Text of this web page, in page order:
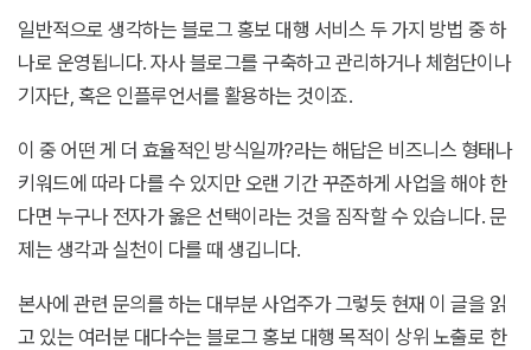
일반적으로 생각하는 블로그 홍보 대행 서비스 두 가지 방법 중 하
나로 운영됩니다. 자사 블로그를 구축하고 관리하거나 체험단이나
기자단, 혹은 인플루언서를 활용하는 것이죠.
이 중 어떤 게 더 효율적인 방식일까?라는 해답은 비즈니스 형태나
키워드에 따라 다를 수 있지만 오랜 기간 꾸준하게 사업을 해야 한
다면 누구나 전자가 옳은 선택이라는 것을 짐작할 수 있습니다. 문
제는 생각과 실천이 다를 때 생깁니다.
본사에 관련 문의를 하는 대부분 사업주가 그렇듯 현재 이 글을 읽
고 있는 여러분 대다수는 블로그 홍보 대행 목적이 상위 노출로 한